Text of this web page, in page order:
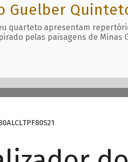
Guelber
quarteto apresentam
pelas paisagens de Minas